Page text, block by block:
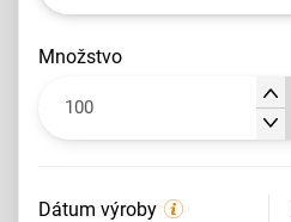
množstvo
Dátum výroby